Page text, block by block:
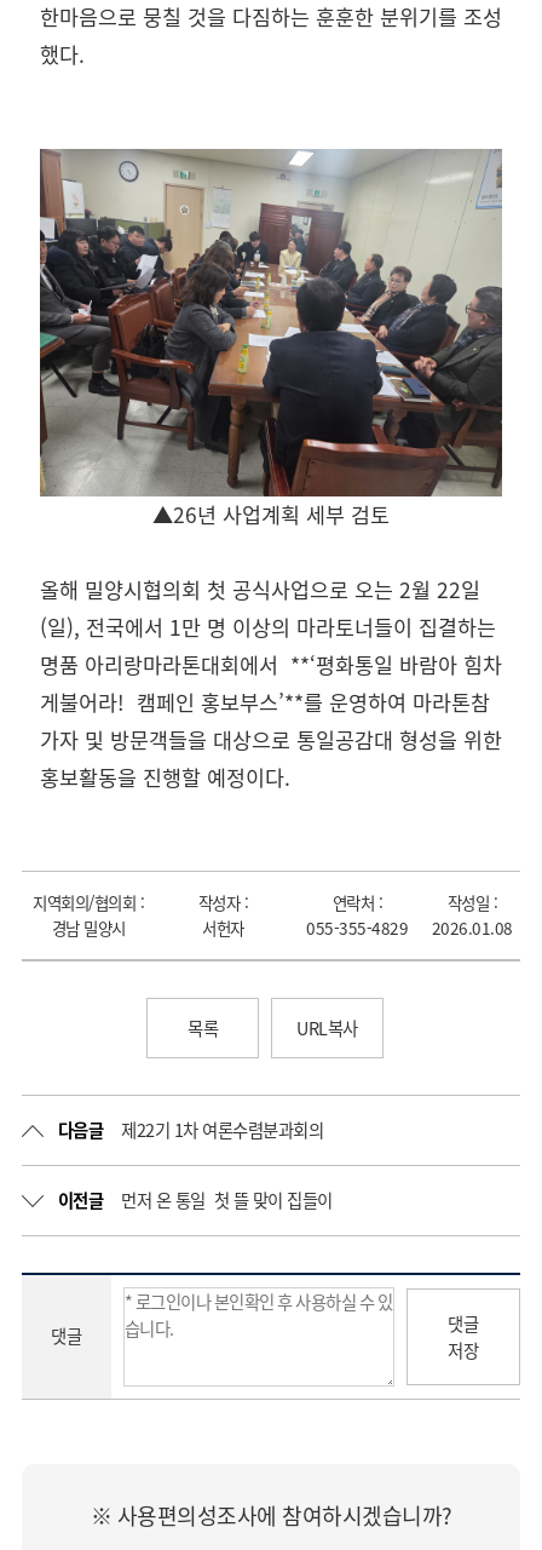
한마음으로 뭉칠 것을 다짐하는 훈훈한 분위기를 조성
했다.
▲26년 사업계획 세부 검토
올해 밀양시협의회 첫 공식사업으로 오는 2월 22일
(일), 전국에서 1만 명 이상의 마라토너들이 집결하는
명품 아리랑마라톤대회에서 **‘평화통일 바람아 힘차
게불어라! 캠페인 홍보부스’**를 운영하여 마라톤참
가자 및 방문객들을 대상으로 통일공감대 형성을 위한
홍보활동을 진행할 예정이다.
지역회의/협의회 :
경남 밀양시
작성자 :
서헌자
연락처 :
055-355-4829
작성일 :
2026.01.08
목록 URL복사
다음글 제22기 1차 여론수렴분과회의
이전글 먼저 온 통일 첫 뜰 맞이 집들이
댓글
댓글
저장
※ 사용편의성조사에 참여하시겠습니까?